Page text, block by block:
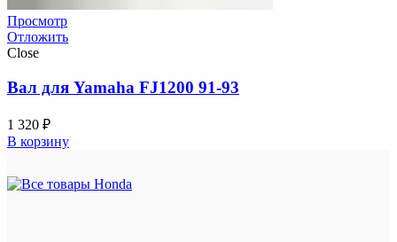
Просмотр
Отложить
Close
Вал для Yamaha FJ1200 91-93
1 320 ₽
В корзину